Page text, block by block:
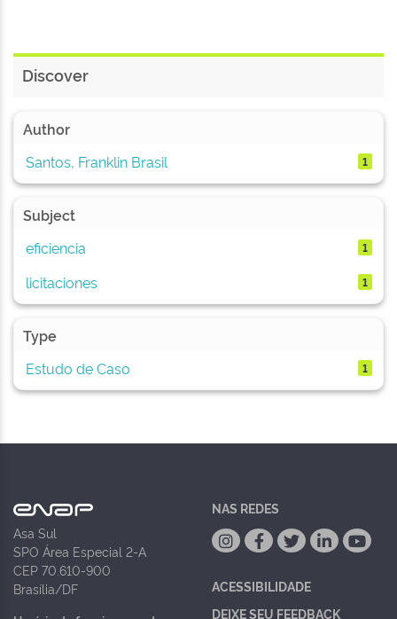
Discover
Author
Santos, Franklin Brasil
1
Subject
eficiencia
1
licitaciones 1
Type
Estudo de Caso
1
Asa Sul
SPO Área Especial 2-A
CEP 70.610-900
Brasília/DF
NAS REDES
ACESSIBILIDADE
DEIXE SEU FEEDBACK